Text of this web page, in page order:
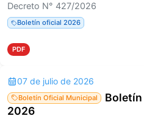
Decreto N° 427/2026
Boletín oficial 2026
PDF
07 de julio de 2026
Boletín Oficial Municipal
Boletín
2026